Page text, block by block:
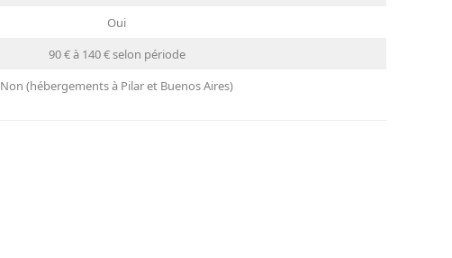
Oui
90 € à 140 € selon période
Non (hébergements à Pilar et Buenos Aires)